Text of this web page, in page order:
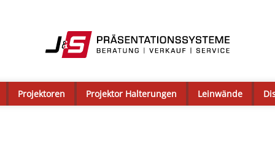
Projektoren Projektor Halterungen Leinwände